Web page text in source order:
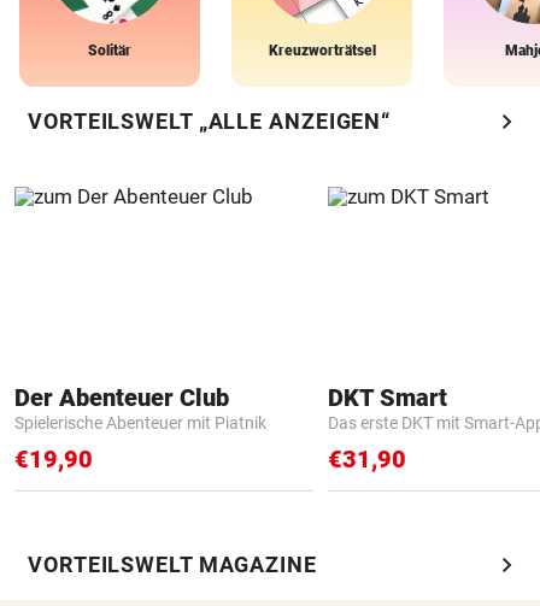
Solitär Kreuzworträtsel
VORTEILSWELT „ALLE ANZEIGEN“ chevron_right
Der Abenteuer Club
Spielerische Abenteuer mit Piatnik
€19,90
DKT Smart
Das erste DKT mit Smart-
€31,90
VORTEILSWELT MAGAZINE chevron_right